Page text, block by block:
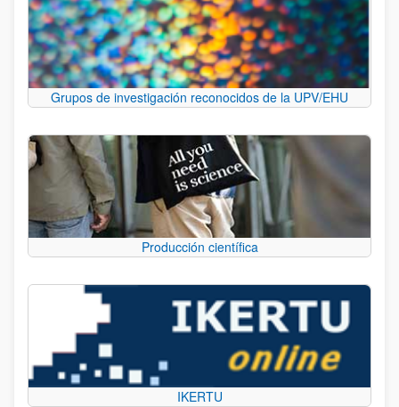
Grupos de investigación reconocidos de la UPV/EHU
Producción científica
IKERTU